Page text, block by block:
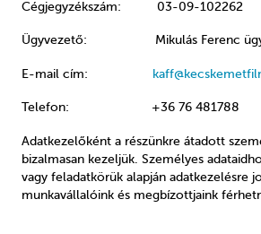
Cégjegyzékszám: 03-09-102262
Ügyvezető: Mikulás Ferenc
E-mail cím:
Telefon: +36 76 481788
Adatkezelőként a részünkre átadott
bizalmasan kezeljük. Személyes
vagy feladatkörük alapján adatkezelésre
munkavállalóink és megbízottjaink